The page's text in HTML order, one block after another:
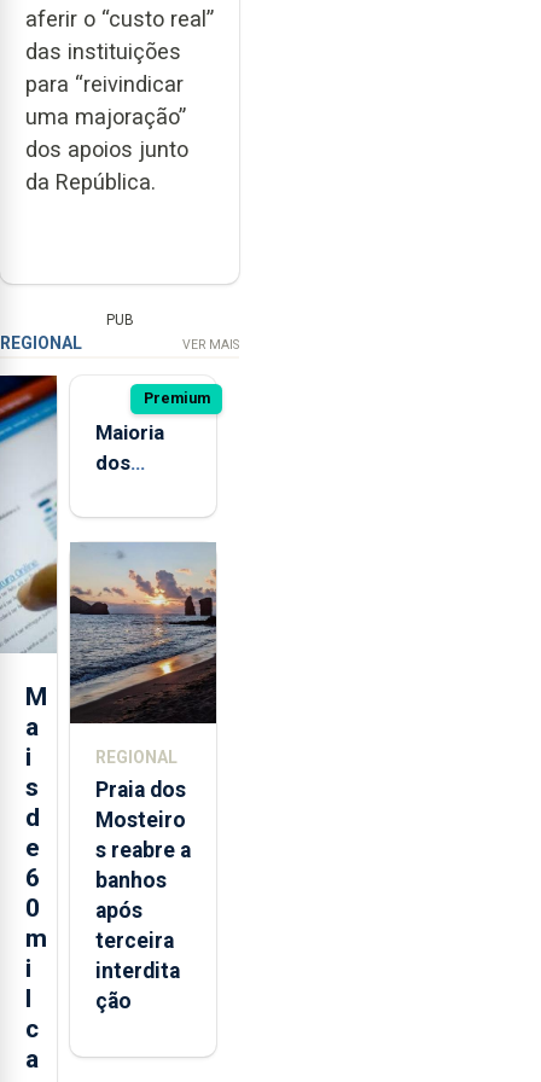
aferir o “custo real”
das instituições
para “reivindicar
uma majoração”
dos apoios junto
da República.
PUB
REGIONAL VER MAIS
M
a
i
s
d
e
6
0
m
i
c
a
Premium
Maioria
dos
quatro
ilhas dos
Açores já
consumiu
bebidas
alcoólicas
REGIONAL
Praia dos
Mosteiro
s reabre a
banhos
após
terceira
interdita
ção